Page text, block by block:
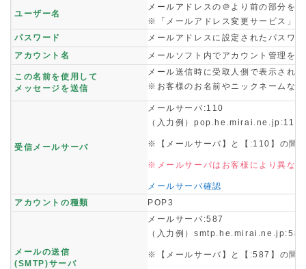
ユーザー名
メールアドレスの＠より前の部分を
※「メールアドレス変更サービス」
パスワード
メールアドレスに設定されたパスワ
アカウント名
メールソフト内でアカウント管理を
この名前を使用して
メッセージを送信
メール送信時に受取人側で表示され
※お客様のお名前やニックネームなど
受信メールサーバ
メールサーバ:110
（入力例）pop.he.mirai.ne.jp:110
※【メールサーバ】と【:110】の間
※メールサーバはお客様により異な
メールサーバ確認
アカウントの種類
POP3
メールの送信
(SMTP)サーバ
メールサーバ:587
（入力例）smtp.he.mirai.ne.jp:587
※【メールサーバ】と【:587】の間